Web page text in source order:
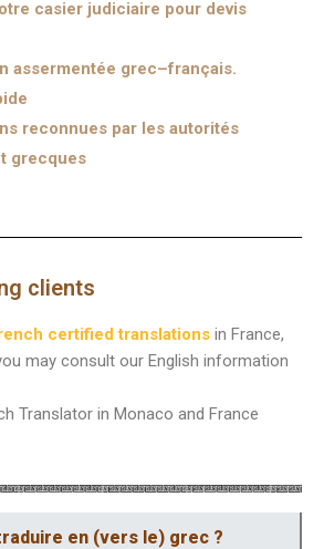
casier judiciaire pour devis
assermentée grec–français.
reconnues par les autorités
grecques
clients
certified translations in France,
may consult our English information
Translator in Monaco and France
en (vers le) grec ?